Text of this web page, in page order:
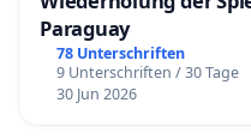
Paraguay
78 Unterschriften
9 Unterschriften / 30 Tage
30 Jun 2026